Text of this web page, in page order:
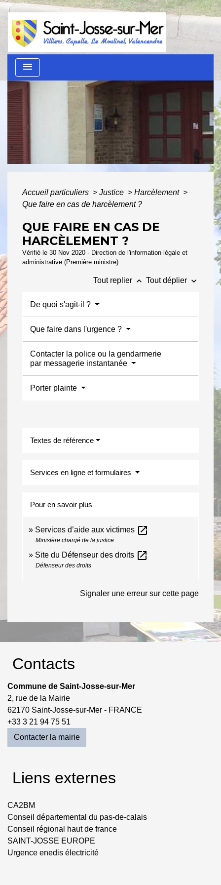
menu
Guide des démarches
administratives
AU QUOTIDIEN
GUIDE DES
DÉMARCHES ADMINISTRATIVES
Accueil particuliers > Justice > Harcèlement >
Que faire en cas de harcèlement ?
QUE FAIRE EN CAS DE
HARCÈLEMENT ?
Vérifié le 30 Nov 2020 - Direction de l'information légale et
administrative (Première ministre)
Tout replier keyboard_arrow_up Tout déplier keyboard_arrow_down
De quoi s'agit-il ?
Que faire dans l'urgence ?
Contacter la police ou la gendarmerie
par messagerie instantanée
Porter plainte
Textes de référence
Services en ligne et formulaires
Pour en savoir plus
Services d’aide aux victimes open_in_new
Ministère chargé de la justice
Site du Défenseur des droits open_in_new
Défenseur des droits
Signaler une erreur sur cette page
Contacts
Commune de Saint-Josse-sur-Mer
2, rue de la Mairie
62170 Saint-Josse-sur-Mer - FRANCE
+33 3 21 94 75 51
Contacter la mairie
Liens externes
CA2BM
Conseil départemental du pas-de-calais
Conseil régional haut de france
SAINT-JOSSE EUROPE
Urgence enedis électricité